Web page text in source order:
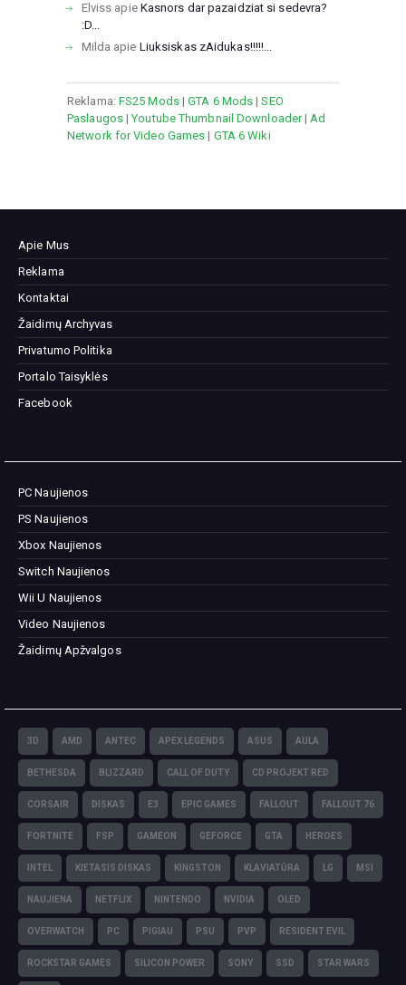
Elviss apie Kasnors dar pazaidziat si sedevra?
:D...
Milda apie Liuksiskas zAidukas!!!!!...
Reklama: FS25 Mods|GTA 6 Mods |SEO
Paslaugos|Youtube Thumbnail Downloader|Ad
Network for Video Games | GTA 6 Wiki
Apie Mus
Reklama
Kontaktai
Žaidimų Archyvas
Privatumo Politika
Portalo Taisyklės
Facebook
PC Naujienos
PS Naujienos
Xbox Naujienos
Switch Naujienos
Wii U Naujienos
Video Naujienos
Žaidimų Apžvalgos
3D AMD ANTEC APEX LEGENDS ASUS AULA
BETHESDA BLIZZARD CALL OF DUTY CD PROJEKT RED
CORSAIR DISKAS E3 EPIC GAMES FALLOUT FALLOUT 76
FORTNITE FSP GAMEON GEFORCE GTA HEROES
INTEL KIETASIS DISKAS KINGSTON KLAVIATŪRA LG MSI
NAUJIENA NETFLIX NINTENDO NVIDIA OLED
OVERWATCH PC PIGIAU PSU PVP RESIDENT EVIL
ROCKSTAR GAMES SILICON POWER SONY SSD STAR WARS